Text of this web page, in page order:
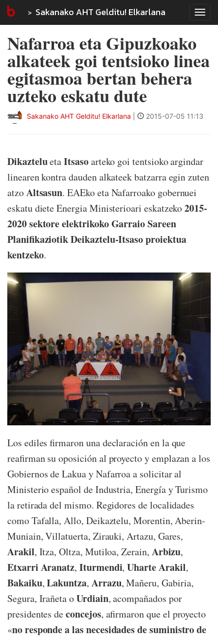
Sakanako AHT Gelditu! Elkarlana
Nafarroa eta Gipuzkoako
alkateek goi tentsioko linea
egitasmoa bertan behera
uzteko eskatu dute
Sakanako AHT Gelditu! Elkarlana 2015-07-05 11:13
DikazteluetaItsasoarteko goi tentsioko argindar
linearen kontra dauden alkateek batzarra egin zuten
atzoAltsasun. EAEko eta Nafarroako gobernuei
eskatu diete Energia Ministerioari eskatzeko2015-
2020 sektore elektrikoko Garraio Sareen
Planifikaziotik Deikaztelu-Itsaso proiektua
kentzeko.
Los ediles firmaron una declaración en la que
reafirman su oposición al proyecto y emplazan a los
Gobiernos de Lakua y Nafarroa a solicitar al
Ministerio español de Industria, Energía y Turismo
la retirada del mismo. Regidores de localidades
como Tafalla, Allo, Deikaztelu, Morentin, Aberin-
Muniain, Villatuerta, Zirauki, Artazu, Gares,
Arakil, Itza, Oltza, Mutiloa, Zerain, Arbizu,
Etxarri Aranatz, Iturmendi,Uharte Arakil,
Bakaiku,Lakuntza, Arrazu, Mañeru, Gabiria,
Segura, Irañeta oUrdiain, acompañados por
presidentes deconcejos, afirmaron que el proyecto
«no responde a las necesidades de suministro de